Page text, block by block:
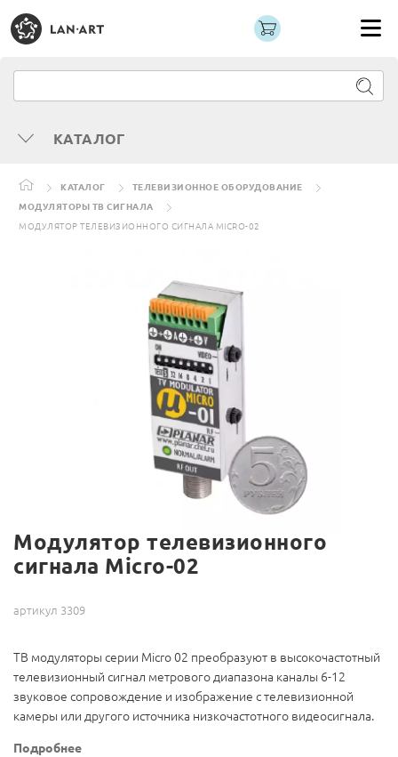
КАТАЛОГ
КАТАЛОГ
ТЕЛЕВИЗИОННОЕ ОБОРУДОВАНИЕ
МОДУЛЯТОРЫ ТВ СИГНАЛА
МОДУЛЯТОР ТЕЛЕВИЗИОННОГО СИГНАЛА MICRO-02
Модулятор телевизионного
сигнала Micro-02
артикул 3309
ТВ модуляторы серии Micro 02 преобразуют в высокочастотный
телевизионный сигнал метрового диапазона каналы 6-12
звуковое сопровождение и изображение с телевизионной
камеры или другого источника низкочастотного видеосигнала.
Подробнее